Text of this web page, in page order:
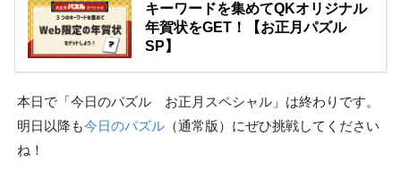
キーワードを集めてQKオリジナル
年賀状をGET！【お正月パズル
SP】
本日で「今日のパズル お正月スペシャル」は終わりです。
明日以降も今日のパズル（通常版）にぜひ挑戦してください
ね！